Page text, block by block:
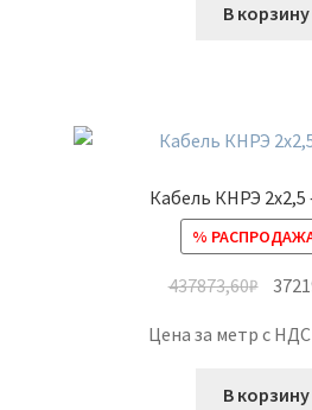
В корзину
Кабель КНРЭ 2х2,5
%
437873,60₽
Цена за метр с НДС
В корзину